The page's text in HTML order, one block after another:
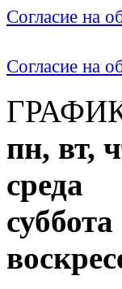
Согласие на
Согласие на
пн, вт,
среда
суббота